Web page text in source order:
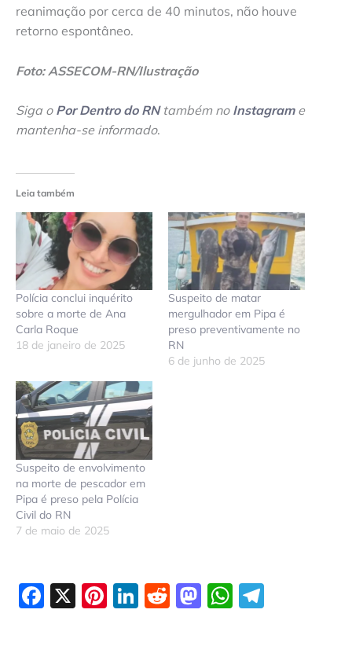
reanimação por cerca de 40 minutos, não houve
retorno espontâneo.
Foto: ASSECOM-RN/Ilustração
Siga o Por Dentro do RNtambém no Instagrame
mantenha-se informado.
Leia também
Polícia conclui inquérito
sobre a morte de Ana
Carla Roque
18 de janeiro de 2025
Suspeito de matar
mergulhador em Pipa é
preso preventivamente no
RN
6 de junho de 2025
Suspeito de envolvimento
na morte de pescador em
Pipa é preso pela Polícia
Civil do RN
7 de maio de 2025
Facebook
X Pinterest
LinkedIn
Reddit
Mastodon